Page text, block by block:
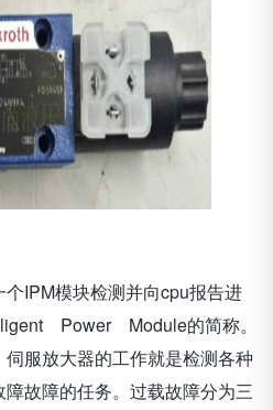
IPM模块检测并向cpu报告进
Power Module的简称。
服放大器的工作就是检测各种
故障的任务。过载故障分为三